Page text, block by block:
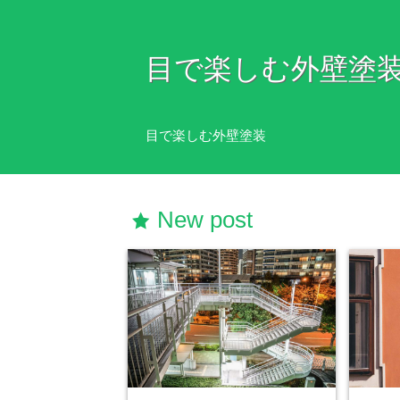
目で楽しむ外壁塗
目で楽しむ外壁塗装
star New post